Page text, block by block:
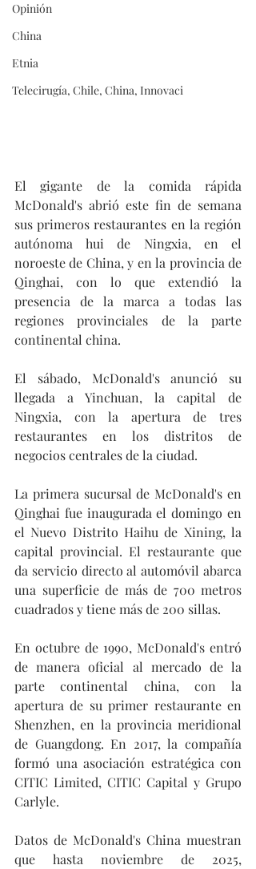
Opinión
China
Etnia
Telecirugía, Chile, China, Innovaci
El gigante de la comida rápida
McDonald's abrió este fin de semana
sus primeros restaurantes en la región
autónoma hui de Ningxia, en el
noroeste de China, y en la provincia de
Qinghai, con lo que extendió la
presencia de la marca a todas las
regiones provinciales de la parte
continental china.
El sábado, McDonald's anunció su
llegada a Yinchuan, la capital de
Ningxia, con la apertura de tres
restaurantes en los distritos de
negocios centrales de la ciudad.
La primera sucursal de McDonald's en
Qinghai fue inaugurada el domingo en
el Nuevo Distrito Haihu de Xining, la
capital provincial. El restaurante que
da servicio directo al automóvil abarca
una superficie de más de 700 metros
cuadrados y tiene más de 200 sillas.
En octubre de 1990, McDonald's entró
de manera oficial al mercado de la
parte continental china, con la
apertura de su primer restaurante en
Shenzhen, en la provincia meridional
de Guangdong. En 2017, la compañía
formó una asociación estratégica con
CITIC Limited, CITIC Capital y Grupo
Carlyle.
Datos de McDonald's China muestran
que hasta noviembre de 2025,